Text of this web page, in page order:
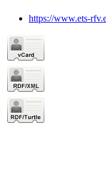
https://www.ets-